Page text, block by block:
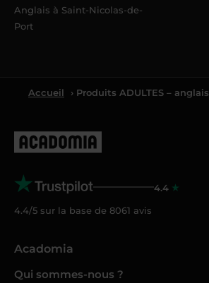
Anglais à Saint-Nicolas-de-
Port
Accueil › Produits ADULTES – anglais
4.4
4.4/5 sur la base de 8061 avis
Acadomia
Qui sommes-nous ?